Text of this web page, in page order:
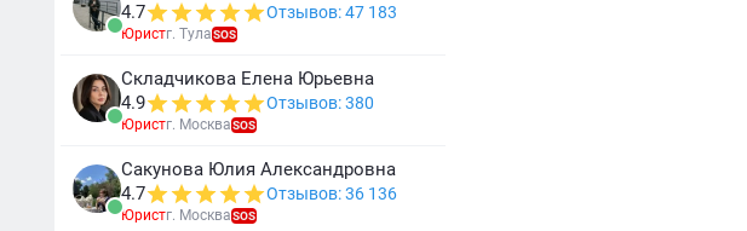
4.7
Отзывов: 47 183
Юристг. ТулаSOS
Складчикова Елена Юрьевна
4.9
Отзывов: 380
Юристг. МоскваSOS
Сакунова Юлия Александровна
4.7
Отзывов: 36 136
Юристг. МоскваSOS